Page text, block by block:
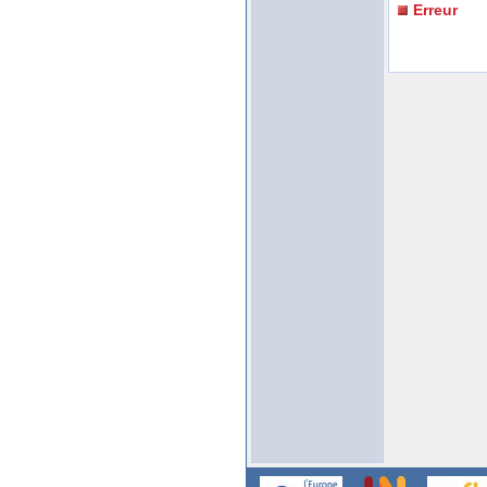
Erreur